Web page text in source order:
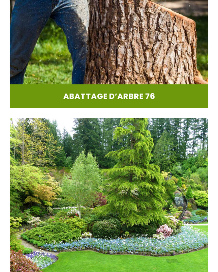
ABATTAGE D’ARBRE 76